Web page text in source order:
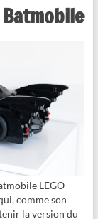
Batmobile
LEGO
comme son
la version du